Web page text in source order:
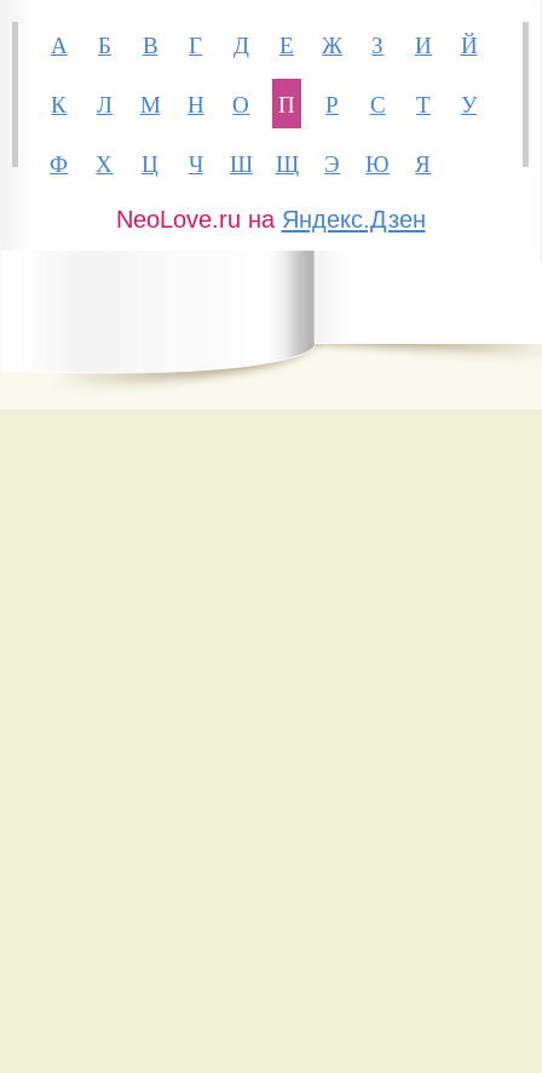
А Б В Г Д Е Ж З И
Й
К
Л М Н О П Р С Т
У
Ф
Х Ц Ч Ш Щ Э Ю Я
NeoLove.ru на Яндекс.Дзен